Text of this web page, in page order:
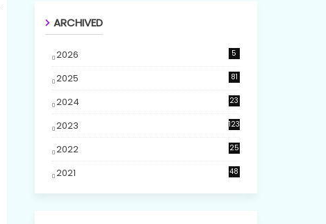
ARCHIVED
2026 5
2025 81
2024
23
2023 123
2022 25
2021 48